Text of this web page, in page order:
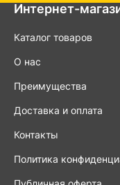
Интернет-
Каталог товаров
О нас
Преимущества
Доставка и оплата
Контакты
Политика